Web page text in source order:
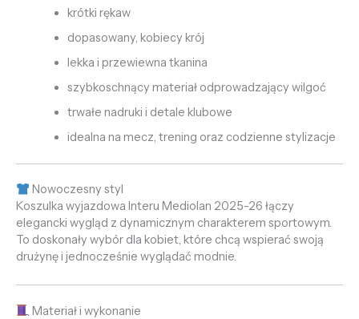
krótki rękaw
dopasowany, kobiecy krój
lekka i przewiewna tkanina
szybkoschnący materiał odprowadzający wilgoć
trwałe nadruki i detale klubowe
idealna na mecz, trening oraz codzienne stylizacje
Nowoczesny styl
Koszulka wyjazdowa Interu Mediolan 2025-26 łączy
elegancki wygląd z dynamicznym charakterem sportowym.
To doskonały wybór dla kobiet, które chcą wspierać swoją
drużynę i jednocześnie wyglądać modnie.
Materiał i wykonanie